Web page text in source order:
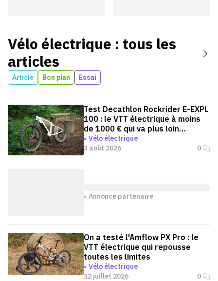
Vélo électrique : tous les
articles
Article Bon plan Essai
Test Decathlon Rockrider E-EXPL
100 : le VTT électrique à moins
de 1000 € qui va plus loin
qu'annoncé
Vélo électrique
3 août 2026
0
Annonce partenaire
On a testé l'Amflow PX Pro : le
VTT électrique qui repousse
toutes les limites
Vélo électrique
12 juillet 2026
0